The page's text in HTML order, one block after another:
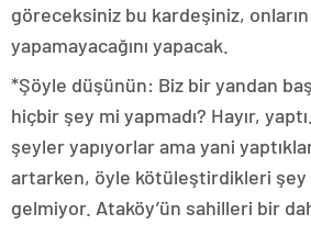
göreceksiniz bu kardeşiniz, onların
yapamayacağını yapacak.
*Şöyle düşünün: Biz bir yandan
hiçbir şey mi yapmadı? Hayır,
şeyler yapıyorlar ama yani
artarken, öyle kötüleştirdikleri şey
gelmiyor. Ataköy’ün sahilleri bir